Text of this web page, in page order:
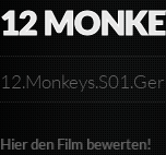
12
Hier den Film bewerten!